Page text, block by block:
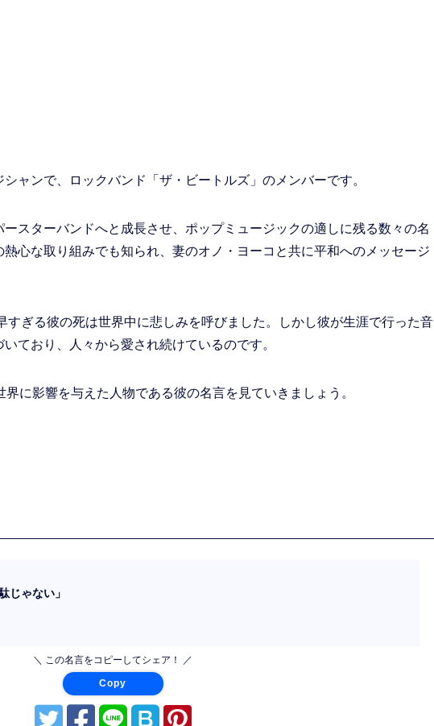
ャンで、ロックバンド「ザ・ビートルズ」のメンバーです。
スターバンドへと成長させ、ポップミュージックの適しに残る数々の名
心な取り組みでも知られ、妻のオノ・ヨーコと共に平和へのメッセージ
すぎる彼の死は世界中に悲しみを呼びました。しかし彼が生涯で行った音
ており、人々から愛され続けているのです。
に影響を与えた人物である彼の名言を見ていきましょう。
じゃない」
＼ この名言をコピーしてシェア！ ／
Copy